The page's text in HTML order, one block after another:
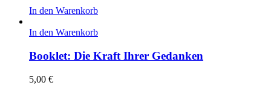
In den Warenkorb
In den Warenkorb
Booklet: Die Kraft Ihrer Gedanken
5,00 €